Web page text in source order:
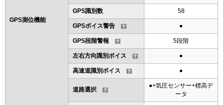
GPS測位機能
GPS識別数 58
GPSボイス警告 ●
GPS段階警報 5段階
左右方向識別ボイス ●
高速道識別ボイス ●
道路選択
●+気圧センサー+標高デ
ータ